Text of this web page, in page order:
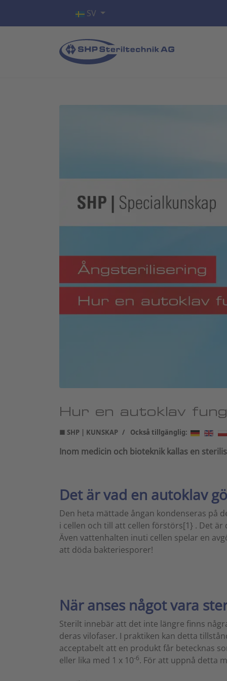
Välj ditt språk
SV
Hur en autoklav
■ SHP | KUNSKAP Också tillgänglig:
Inom medicin och bioteknik kallas en
Det är vad en autoklav
Den heta mättade ångan kondenseras på
i cellen och till att cellen förstörs[1} . Det
Även vattenhalten inuti cellen spelar en
att döda bakteriesporer!
När anses något vara
Sterilt innebär att det inte längre finns
deras vilofaser. I praktiken kan detta
acceptabelt att en produkt får betecknas
eller lika med 1 x 10-6. För att uppnå detta